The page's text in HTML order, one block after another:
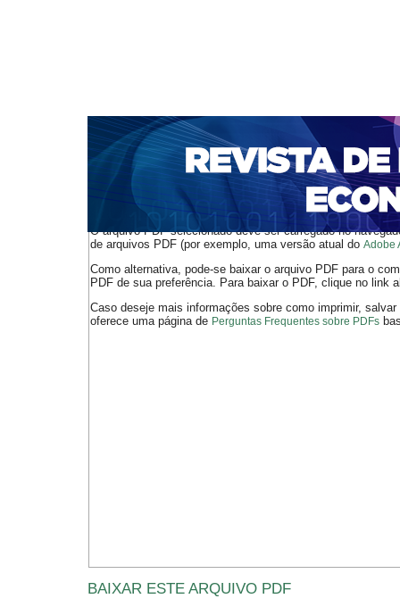
CAPA SOBRE ACESSO CADASTRO
NOTÍCIAS
PORTAL DE REVISTAS DA UNIFACS
BASES DE DADOS E INDEXADORES
Capa v. 14, n. 25 (2012) Ribeiro
O arquivo PDF selecionado deve ser carregado no
de arquivos PDF (por exemplo, uma versão atual do Adobe
Como alternativa, pode-se baixar o arquivo PDF para o
PDF de sua preferência. Para baixar o PDF, clique no link
Caso deseje mais informações sobre como imprimir,
oferece uma página de Perguntas Frequentes sobre PDFs
BAIXAR ESTE ARQUIVO PDF